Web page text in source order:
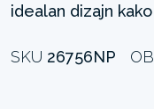
idealan dizajn
SKU 26756NP